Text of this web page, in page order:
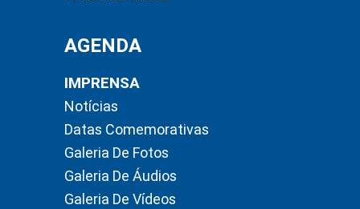
AGENDA
IMPRENSA
Notícias
Datas Comemorativas
Galeria De Fotos
Galeria De Áudios
Galeria De Vídeos